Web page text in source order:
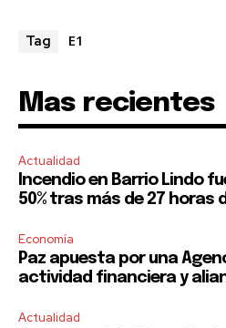
Tag E1
Mas recientes
Actualidad
Incendio en Barrio Lindo
50% tras más de 27
Economía
Paz apuesta por una
actividad financiera y
Actualidad